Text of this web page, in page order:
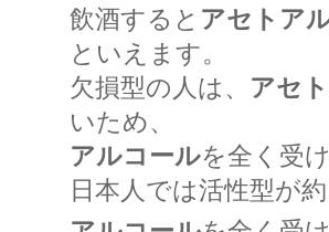
飲酒すると アセトア
といえます。
欠損型の人は、 アセ
いため、
アルコールを全く受
日本人では活性型が